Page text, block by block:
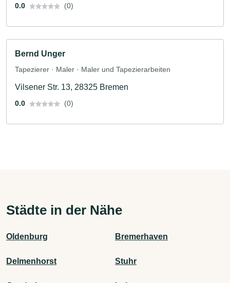
0.0 (0)
Bernd Unger
Tapezierer · Maler · Maler und Tapezierarbeiten
Vilsener Str. 13, 28325 Bremen
0.0 (0)
Städte in der Nähe
Oldenburg Bremerhaven
Delmenhorst Stuhr